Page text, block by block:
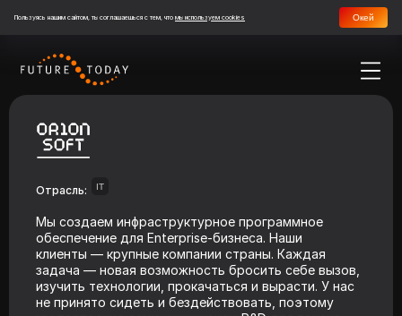
Пользуясь нашим сайтом, ты соглашаешься с тем, что мы используем cookies Окей
Отрасль: IT
Мы создаем инфраструктурное программное
обеспечение для Enterprise-бизнеса. Наши
клиенты — крупные компании страны. Каждая
задача — новая возможность бросить себе вызов,
изучить технологии, прокачаться и вырасти. У нас
не принято сидеть и бездействовать, поэтому